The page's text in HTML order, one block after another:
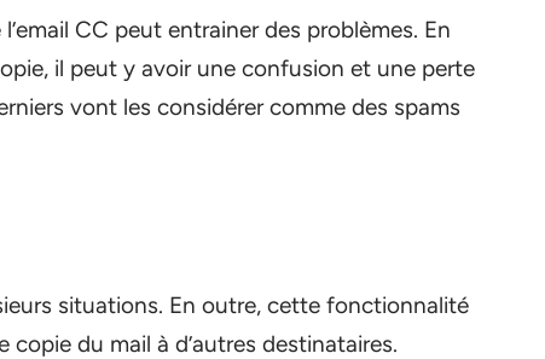
CC peut entrainer des problèmes. En
il peut y avoir une confusion et une perte
vont les considérer comme des spams
situations. En outre, cette fonctionnalité
du mail à d’autres destinataires.